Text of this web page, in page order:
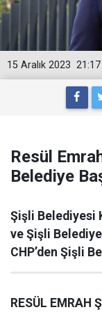
21:17
15 Aralık 2023
Resül
Belediye
Şişli Belediyesi
ve Şişli
CHP’den Şişli
RESÜL EMRAH